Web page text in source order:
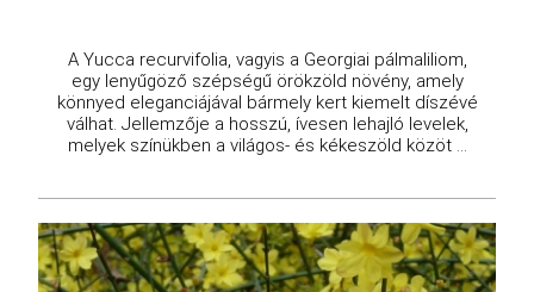
A Yucca recurvifolia, vagyis a Georgiai pálmaliliom,
egy lenyűgöző szépségű örökzöld növény, amely
könnyed eleganciájával bármely kert kiemelt díszévé
válhat. Jellemzője a hosszú, ívesen lehajló levelek,
melyek színükben a világos- és kékeszöld közöt ...